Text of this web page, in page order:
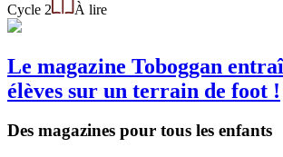
Cycle 2 À lire
Le magazine Toboggan
élèves sur un terrain de foot !
Des magazines pour tous les enfants